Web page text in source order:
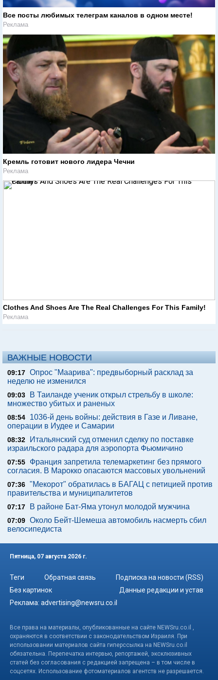
Все посты любимых телеграм каналов в одном месте!
Реклама
Кремль готовит нового лидера Чечни
Реклама
Clothes And Shoes Are The Real Challenges For This Family!
Реклама
ВАЖНЫЕ НОВОСТИ
09:17 Опрос "Mаарива": предвыборный расклад за
неделю не изменился
09:03
В Таиланде ученик открыл стрельбу в школе:
множество убитых и раненых
08:54
1036-й день войны: действия в Газе и Ливане,
операции в Иудее и Самарии
08:32
Итальянский суд отменил сделку по поставке
израильского радара для аэропорта Фьюмичино
07:55
Франция запретила телемаркетинг без прямого
согласия. В Марокко опасаются массовых увольнений
07:36 "Мекорот" обратилась в БАГАЦ с петицией против
правительства и муниципалитетов
07:17 В районе Бат-Яма утонул молодой мужчина
07:09 Около Бейт-Шемеша автомобиль насмерть сбил
велосипедиста
Пятница, 07 августа 2026 г.
Теги Обратная связь
Подписка на новости (RSS)
Без картинок
Данные редакции и устав
Реклама: advertising@newsru.co.il
Все права на материалы, опубликованные на сайте NEWSru.co.il ,
охраняются в соответствии с законодательством Израиля. При
использовании материалов сайта гиперссылка на NEWSru.co.il
обязательна. Перепечатка интервью, репортажей, эксклюзивных
статей без согласования с редакцией запрещена – в том числе в
соцсетях. Использование фотоматериалов агентств не разрешается.